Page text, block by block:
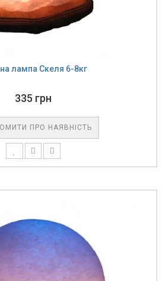
лампа Скеля 6-8кг
335 грн
ПРО НАЯВНІСТЬ